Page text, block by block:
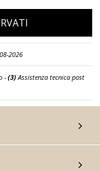
2026
-(3)Assistenza tecnica post